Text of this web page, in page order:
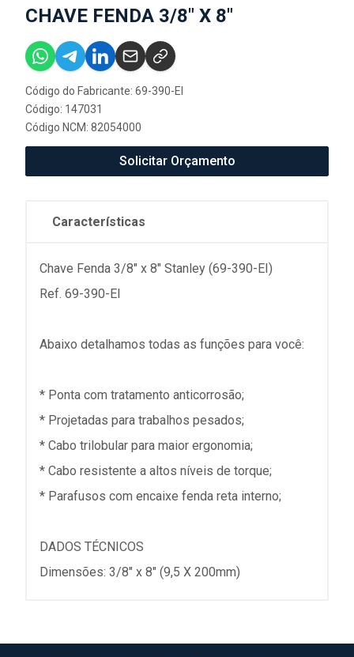
CHAVE FENDA 3/8" X 8"
Código do Fabricante: 69-390-EI
Código: 147031
Código NCM: 82054000
Solicitar Orçamento
Características
Chave Fenda 3/8" x 8" Stanley (69-390-EI)
Ref. 69-390-EI
Abaixo detalhamos todas as funções para você:
* Ponta com tratamento anticorrosão;
* Projetadas para trabalhos pesados;
* Cabo trilobular para maior ergonomia;
* Cabo resistente a altos níveis de torque;
* Parafusos com encaixe fenda reta interno;
DADOS TÉCNICOS
Dimensões: 3/8" x 8" (9,5 X 200mm)